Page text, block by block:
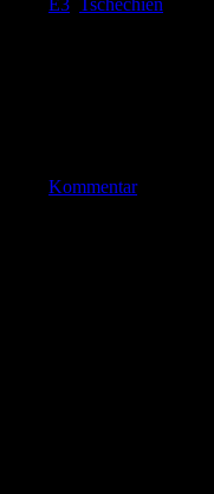
E3 Tschechien
Kommentar